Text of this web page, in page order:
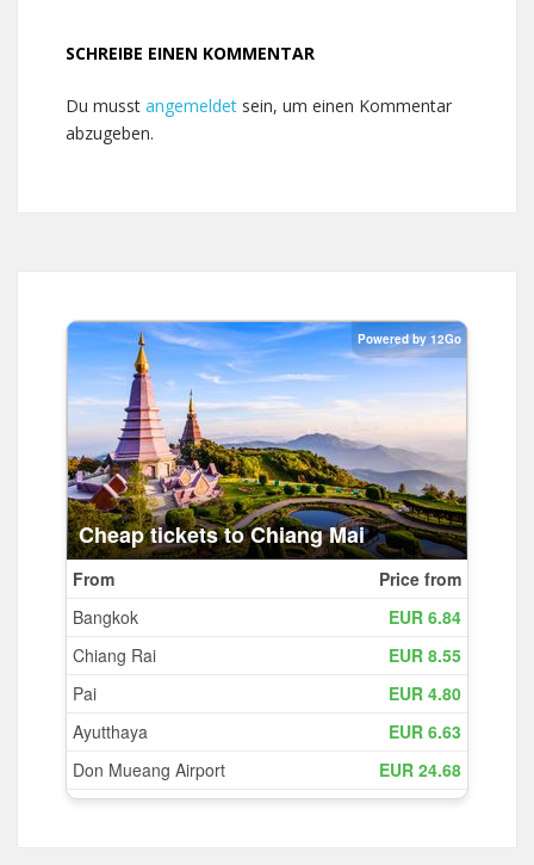
SCHREIBE EINEN KOMMENTAR
Du musst angemeldet sein, um einen Kommentar
abzugeben.